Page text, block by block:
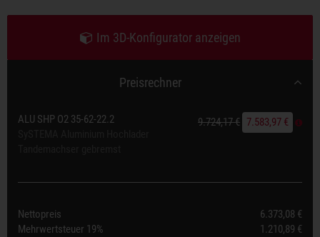
Im 3D-Konfigurator anzeigen
Preisrechner
ALU SHP O2 35-62-22.2 9.724,17 € 7.583,97 €
Nettopreis
6.373,08 €
Mehrwertsteuer 19% 1.210,89 €